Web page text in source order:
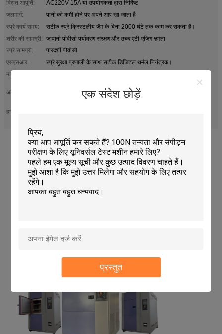
एक संदेश छोड़ें
प्रस्तुत
विद्युत आपूर्ति:
AC220V 15A या उपयोगकर्ता द्वारा निर्दिष्ट
जलमार्ग:
पानी की कमी होने पर अपने आप खा जाता है
स्प्रे कार्य समय:
सटीक स्प्रे क्रिस्टलीय जैम के बिना 2000 घंटे तक काम कर सकता है।
शरीर की सामग्री: जापानी पीवीसी पर्यावरण संरक्षण और उच्च एंटी-एजिंग क्षमता
स्प्रे सामग्री:
पारदर्शी पीवीसी
एसएसआर:
स्प्रे सुरक्षा प्रणाली के साथ सटीक डिजिटल थर्मल नियंत्रक।
मानकों:
GB/T5170.8, GB/T2423.17, ISO-3768 3769 3770, ASTM-B117
आवेदन:
इस परीक्षक का उपयोग पेंट, प्लेटिंग, एनोडाइज्ड द्वारा संसाधित सामग्री के सतह
क्षरण प्रतिरोध परीक्षण क
हाइलाइट:
थर्मल शॉक परीक्षक पावर सप्लाई 50 हर्ट्ज के साथ
प्रोग्राम करने योग्य नियंत्रित वातावरण कक्ष तापमान
प्रोग्राम करने योग्य थर्मल शॉक परीक्षण कक्ष.pdf